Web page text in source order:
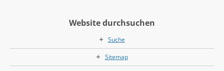
Website durchsuchen
Suche
Sitemap